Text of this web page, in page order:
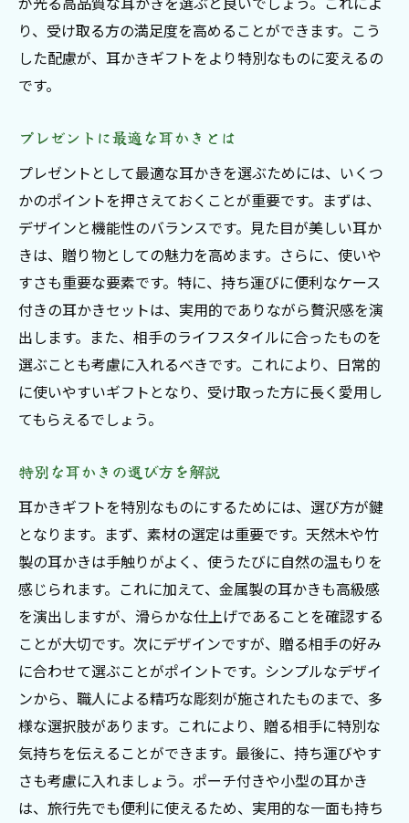
り、受け取る方の満足度を高めることができます。こう
した配慮が、耳かきギフトをより特別なものに変えるの
です。
プレゼントに最適な耳かきとは
プレゼントとして最適な耳かきを選ぶためには、いくつ
かのポイントを押さえておくことが重要です。まずは、
デザインと機能性のバランスです。見た目が美しい耳か
きは、贈り物としての魅力を高めます。さらに、使いや
すさも重要な要素です。特に、持ち運びに便利なケース
付きの耳かきセットは、実用的でありながら贅沢感を演
出します。また、相手のライフスタイルに合ったものを
選ぶことも考慮に入れるべきです。これにより、日常的
に使いやすいギフトとなり、受け取った方に長く愛用し
てもらえるでしょう。
特別な耳かきの選び方を解説
耳かきギフトを特別なものにするためには、選び方が鍵
となります。まず、素材の選定は重要です。天然木や竹
製の耳かきは手触りがよく、使うたびに自然の温もりを
感じられます。これに加えて、金属製の耳かきも高級感
を演出しますが、滑らかな仕上げであることを確認する
ことが大切です。次にデザインですが、贈る相手の好み
に合わせて選ぶことがポイントです。シンプルなデザイ
ンから、職人による精巧な彫刻が施されたものまで、多
様な選択肢があります。これにより、贈る相手に特別な
気持ちを伝えることができます。最後に、持ち運びやす
さも考慮に入れましょう。ポーチ付きや小型の耳かき
は、旅行先でも便利に使えるため、実用的な一面も持ち